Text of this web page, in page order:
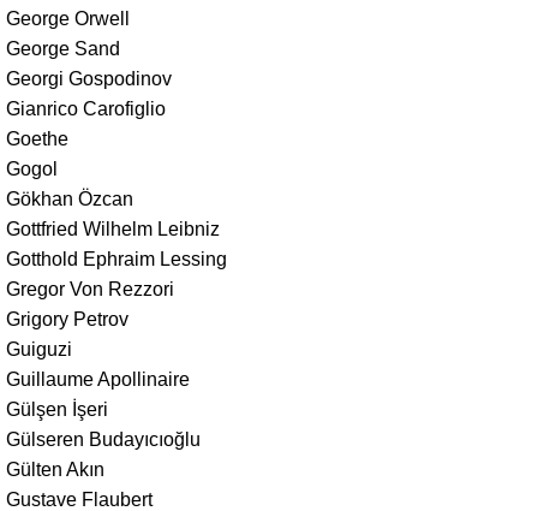
George Orwell
George Sand
Georgi Gospodinov
Gianrico Carofiglio
Goethe
Gogol
Gökhan Özcan
Gottfried Wilhelm Leibniz
Gotthold Ephraim Lessing
Gregor Von Rezzori
Grigory Petrov
Guiguzi
Guillaume Apollinaire
Gülşen İşeri
Gülseren Budayıcıoğlu
Gülten Akın
Gustave Flaubert